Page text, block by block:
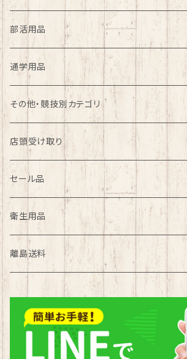
ファッション
部活用品
バレーボール部
ソフトテニス部
バドミントン部
サッカー部
バスケ部
陸上部
野球部
ソフトボール部
通学用品
その他・競技別カテゴリ
バレーボール
テニス
バドミントン
サッカー
バスケ
陸上
店頭受け取り
野球
バレーボール
ソフトテニス
バドミントン
サッカー
セール品
野球
バスケットボール
サッカー
バレーボール
衛生用品
マスク
タオル
離島送料